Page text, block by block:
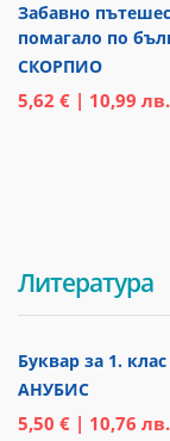
Забавно
помагало по
СКОРПИО
5,62 € | 10,99 лв.
Литература
Буквар за 1. клас
АНУБИС
5,50 € | 10,76 лв.